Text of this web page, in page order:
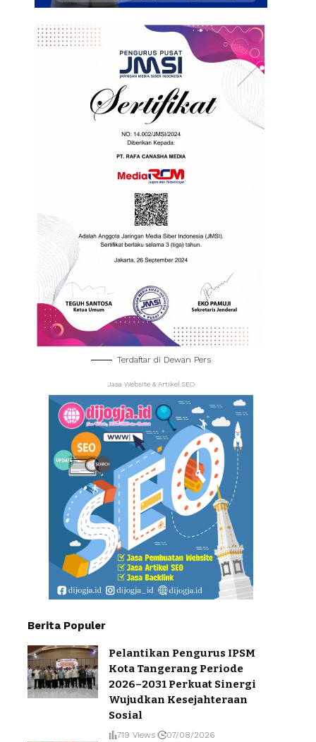
Terdaftar di Dewan Pers
Jasa Website & Artikel SEO
Berita Populer
Pelantikan Pengurus IPSM
Kota Tangerang Periode
2026–2031 Perkuat Sinergi
Wujudkan Kesejahteraan
Sosial
719 Views 07/08/2026